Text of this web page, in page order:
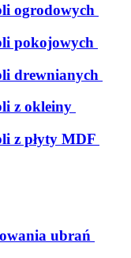
ogrodowych
pokojowych
drewnianych
z okleiny
z płyty MDF
ubrań